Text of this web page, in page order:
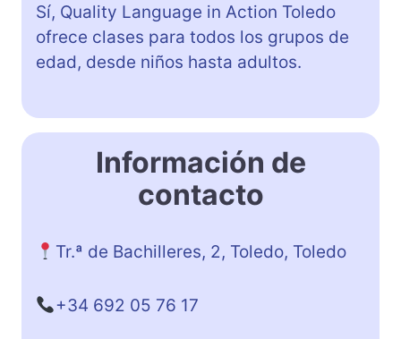
Sí, Quality Language in Action Toledo
ofrece clases para todos los grupos de
edad, desde niños hasta adultos.
Información de
contacto
Tr.ª de Bachilleres, 2, Toledo, Toledo
+34 692 05 76 17